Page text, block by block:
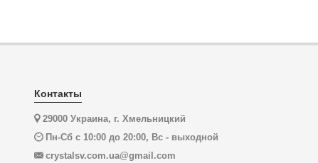
Контакты
29000 Украина, г. Хмельницкий
Пн-Сб с 10:00 до 20:00, Вс - выходной
crystalsv.com.ua@gmail.com